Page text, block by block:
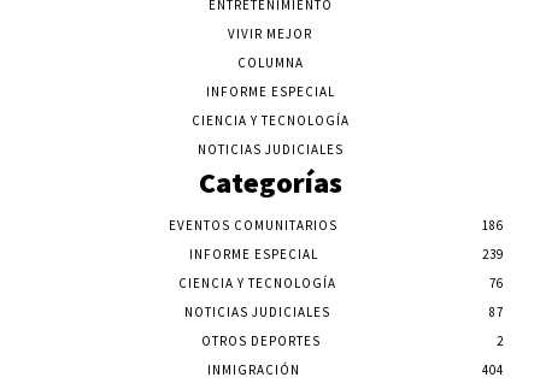
ENTRETENIMIENTO
VIVIR MEJOR
COLUMNA
INFORME ESPECIAL
CIENCIA Y TECNOLOGÍA
NOTICIAS JUDICIALES
Categorías
EVENTOS COMUNITARIOS
186
INFORME ESPECIAL
239
CIENCIA Y TECNOLOGÍA
76
NOTICIAS JUDICIALES
87
OTROS DEPORTES
2
INMIGRACIÓN
404